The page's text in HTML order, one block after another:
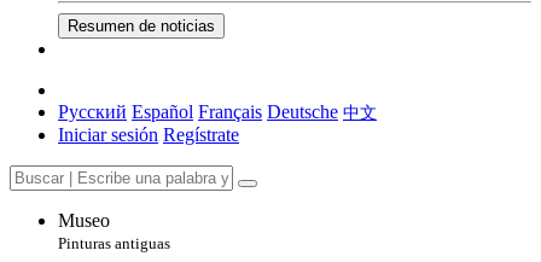
Resumen de noticias
Русский Español Français Deutsche 中文
Iniciar sesión Regístrate
Museo
Pinturas antiguas